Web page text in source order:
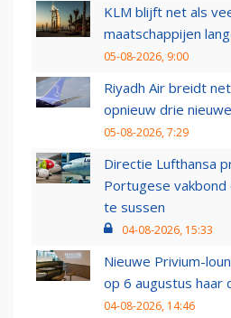
KLM blijft net als
maatschappijen
05-08-2026, 9:00
Riyadh Air breidt
opnieuw drie
05-08-2026, 7:29
Directie Lufthansa
Portugese
te sussen
04-08-2026, 15:33
Nieuwe Privium-
op 6 augustus haar
04-08-2026, 14:46